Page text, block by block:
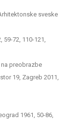
sveske
59-72, 110-121,
na preobrazbe
19, Zagreb 2011,
1961, 50-86,